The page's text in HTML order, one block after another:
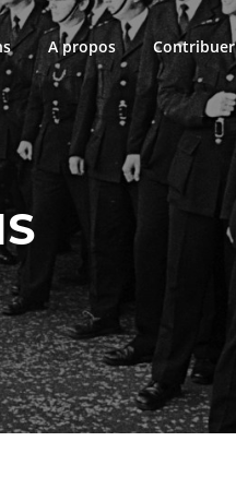
A propos Contribuer